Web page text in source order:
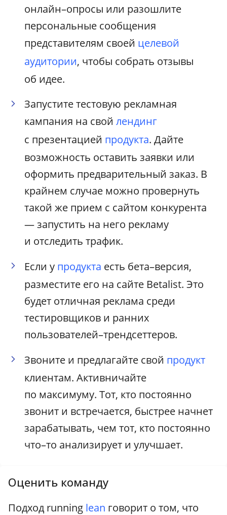
онлайн–опросы или разошлите
персональные сообщения
представителям своей целевой
аудитории, чтобы собрать отзывы
об идее.
Запустите тестовую рекламная
кампания на свой лендинг
с презентацией продукта. Дайте
возможность оставить заявки или
оформить предварительный заказ. В
крайнем случае можно провернуть
такой же прием с сайтом конкурента
— запустить на него рекламу
и отследить трафик.
Если у продукта есть бета–версия,
разместите его на сайте Betalist. Это
будет отличная реклама среди
тестировщиков и ранних
пользователей–трендсеттеров.
Звоните и предлагайте свой продукт
клиентам. Активничайте
по максимуму. Тот, кто постоянно
звонит и встречается, быстрее начнет
зарабатывать, чем тот, кто постоянно
что–то анализирует и улучшает.
Оценить команду
Подход running lean говорит о том, что